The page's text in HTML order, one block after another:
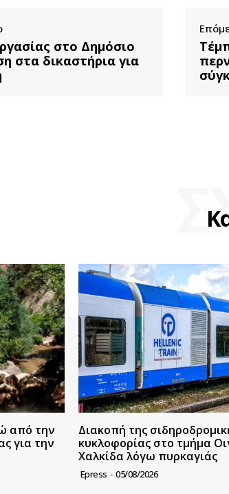
στο Δημόσιο
στα δικαστήρια για
από την
για την
Διακοπή της
κυκλοφορίας στο τμήμα
Χαλκίδα λόγω πυρκαγιάς
Epress - 05/08/2026